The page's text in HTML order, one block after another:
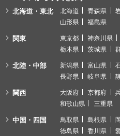
北海道・東北 北海道 青森県
山形県
福島県
関東 東京都 神奈川県
栃木県
茨城県
北陸・中部 新潟県 富山県
長野県
岐阜県
関西 大阪府 京都府
和歌山県
三重県
中国・四国 鳥取県 島根県
徳島県
香川県